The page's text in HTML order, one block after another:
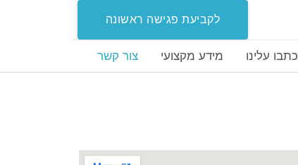
לקביעת פגישה ראשונה
כתבו עלינו מידע מקצועי צור קשר